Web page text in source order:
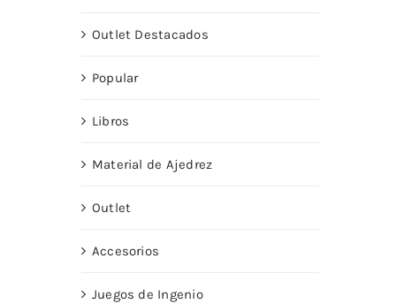
Outlet Destacados
Popular
Libros
Material de Ajedrez
Outlet
Accesorios
Juegos de Ingenio